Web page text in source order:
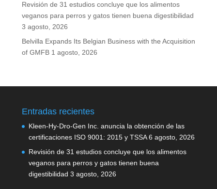
Revisión de 31 estudios concluye que los alimentos
veganos para perros y gatos tienen buena digestibilidad
3 agosto, 2026
Belvilla Expands Its Belgian Business with the Acquisition
of GMFB 1 agosto, 2026
Entradas recientes
Kleen-Hy-Dro-Gen Inc. anuncia la obtención de las
certificaciones ISO 9001: 2015 y TSSA 6 agosto, 2026
Revisión de 31 estudios concluye que los alimentos
veganos para perros y gatos tienen buena
digestibilidad 3 agosto, 2026